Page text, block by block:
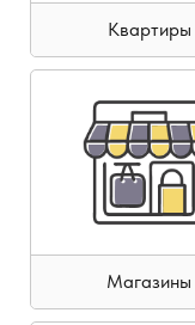
Квартиры
Магазины